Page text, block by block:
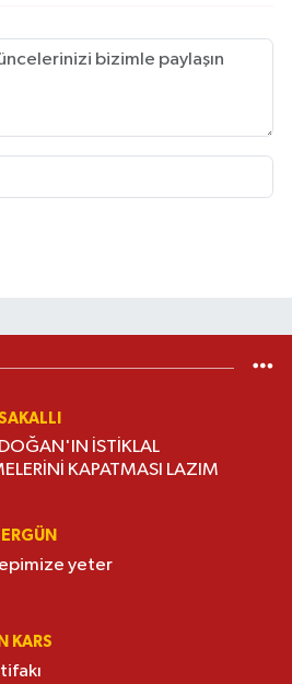
İSTİKLAL
KAPATMASI LAZIM
yeter
KARS